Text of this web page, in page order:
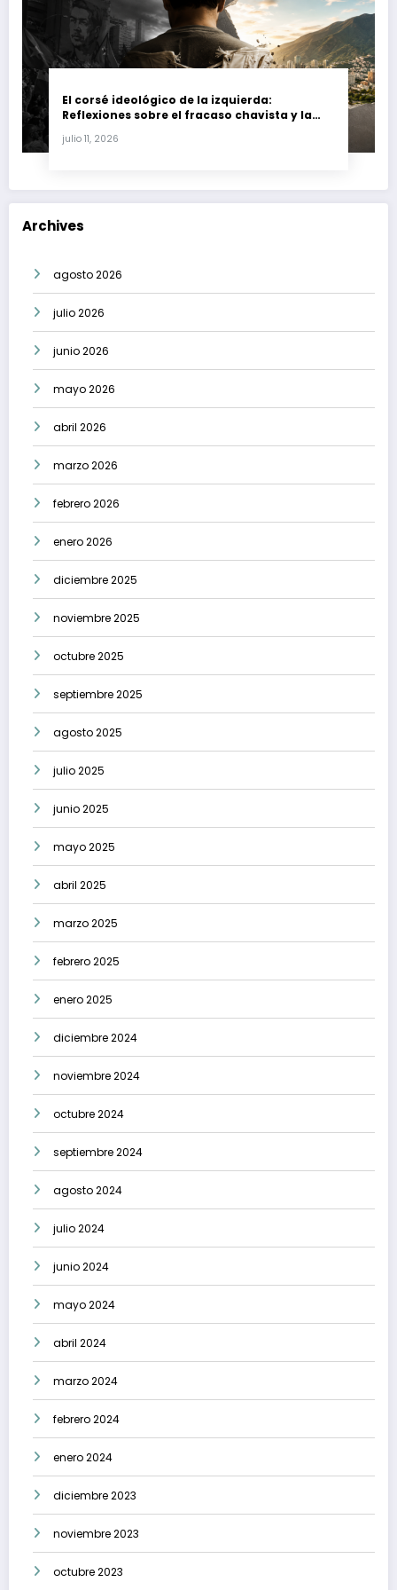
El corsé ideológico de la izquierda:
Reflexiones sobre el fracaso chavista y la
julio 11, 2026
Archives
agosto 2026
julio 2026
junio 2026
mayo 2026
abril 2026
marzo 2026
febrero 2026
enero 2026
diciembre 2025
noviembre 2025
octubre 2025
septiembre 2025
agosto 2025
julio 2025
junio 2025
mayo 2025
abril 2025
marzo 2025
febrero 2025
enero 2025
diciembre 2024
noviembre 2024
octubre 2024
septiembre 2024
agosto 2024
julio 2024
junio 2024
mayo 2024
abril 2024
marzo 2024
febrero 2024
enero 2024
diciembre 2023
noviembre 2023
octubre 2023